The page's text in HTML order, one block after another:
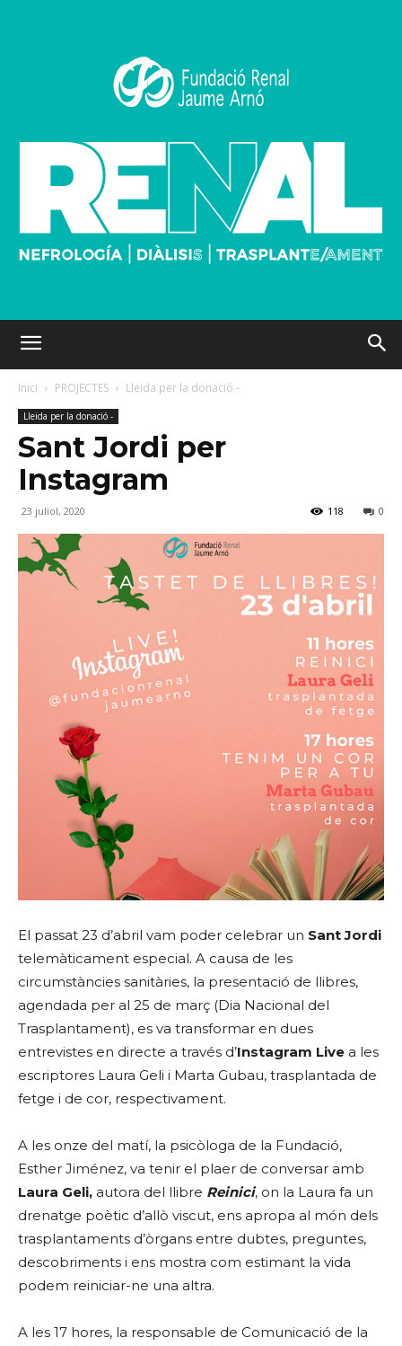
Inici PROJECTES Lleida per la donació -
Lleida per la donació -
Sant Jordi per
Instagram
23 juliol, 2020 0
118
El passat 23 d’abril vam poder celebrar un Sant Jordi
telemàticament especial. A causa de les
circumstàncies sanitàries, la presentació de llibres,
agendada per al 25 de març (Dia Nacional del
Trasplantament), es va transformar en dues
entrevistes en directe a través d’Instagram Live a les
escriptores Laura Geli i Marta Gubau, trasplantada de
fetge i de cor, respectivament.
A les onze del matí, la psicòloga de la Fundació,
Esther Jiménez, va tenir el plaer de conversar amb
Laura Geli, autora del llibre Reinici, on la Laura fa un
drenatge poètic d’allò viscut, ens apropa al món dels
trasplantaments d’òrgans entre dubtes, preguntes,
descobriments i ens mostra com estimant la vida
podem reiniciar-ne una altra.
A les 17 hores, la responsable de Comunicació de la